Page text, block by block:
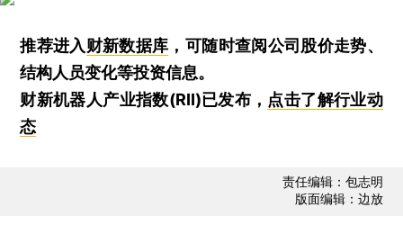
推荐进入财新数据库 ，可随时查阅公司股价走势、
结构人员变化等投资信息。
财新机器人产业指数(RII)已发布， 点击了解行业动
态
责任编辑：包志明
版面编辑：边放